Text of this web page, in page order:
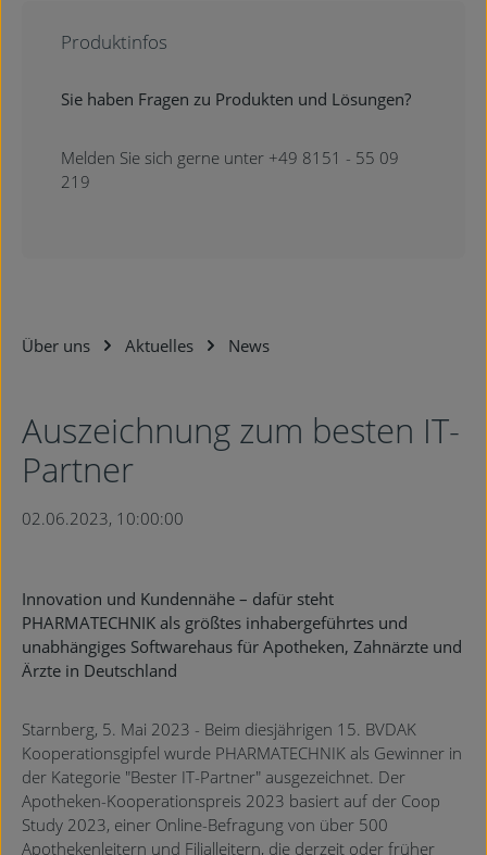
Produktinfos
Sie haben Fragen zu Produkten und Lösungen?
Melden Sie sich gerne unter +49 8151 - 55 09
219
Über uns Aktuelles News
Auszeichnung zum besten IT-
Partner
02.06.2023, 10:00:00
Innovation und Kundennähe – dafür steht
PHARMATECHNIK als größtes inhabergeführtes und
unabhängiges Softwarehaus für Apotheken, Zahnärzte und
Ärzte in Deutschland
Starnberg, 5. Mai 2023 - Beim diesjährigen 15. BVDAK
Kooperationsgipfel wurde PHARMATECHNIK als Gewinner in
der Kategorie "Bester IT-Partner" ausgezeichnet. Der
Apotheken-Kooperationspreis 2023 basiert auf der Coop
Study 2023, einer Online-Befragung von über 500
Apothekenleitern und Filialleitern, die derzeit oder früher